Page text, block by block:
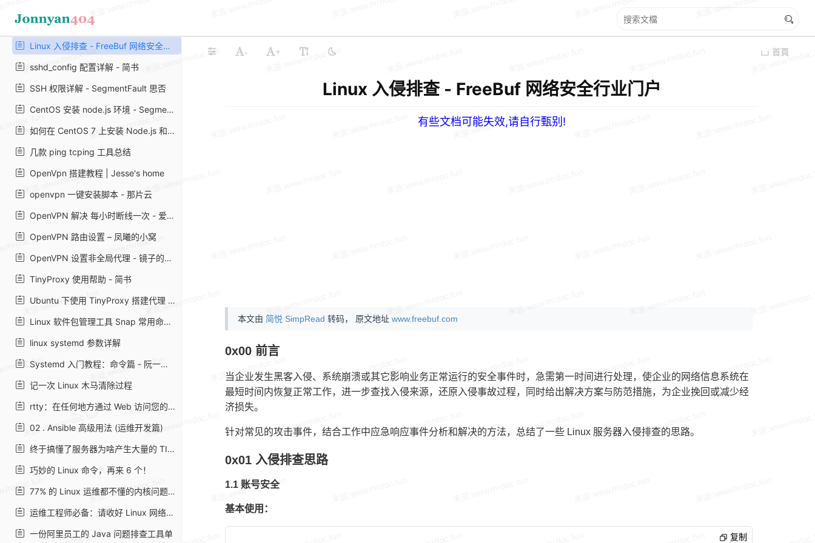
Linux 系统安全强化指南 - FreeBuf 网络安全行业门户
Linux 入侵排查 - FreeBuf 网络安全行业门户
sshd_config 配置详解 - 简书
SSH 权限详解 - SegmentFault 思否
CentOS 安装 node.js 环境 - SegmentFault 思否
如何在 CentOS 7 上安装 Node.js 和 npm | myfreax
几款 ping tcping 工具总结
OpenVpn 搭建教程 | Jesse's home
openvpn 一键安装脚本 - 那片云
OpenVPN 解决 每小时断线一次 - 爱开源
OpenVPN 路由设置 – 凤曦的小窝
OpenVPN 设置非全局代理 - 镜子的记录簿
TinyProxy 使用帮助 - 简书
Ubuntu 下使用 TinyProxy 搭建代理 HTTP 服务器_Linux_运维开发网_运维开发技术经验分享
Linux 软件包管理工具 Snap 常用命令 - 简书
linux systemd 参数详解
Systemd 入门教程：命令篇 - 阮一峰的网络日志
记一次 Linux 木马清除过程
rtty：在任何地方通过 Web 访问您的终端
02 . Ansible 高级用法 (运维开发篇)
终于搞懂了服务器为啥产生大量的 TIME_WAIT！
巧妙的 Linux 命令，再来 6 个！
77% 的 Linux 运维都不懂的内核问题，这篇全告诉你了
运维工程师必备：请收好 Linux 网络命令集锦
一份阿里员工的 Java 问题排查工具单
- + 首頁
Linux 入侵排查 - FreeBuf 网络安全行业门户
有些文档可能失效,请自行甄别!
本文由 简悦 SimpRead 转码， 原文地址 www.freebuf.com
0x00 前言
当企业发生黑客入侵、系统崩溃或其它影响业务正常运行的安全事件时，急需第一时间进行处理，使企业的网络信息系统在
最短时间内恢复正常工作，进一步查找入侵来源，还原入侵事故过程，同时给出解决方案与防范措施，为企业挽回或减少经
济损失。
针对常见的攻击事件，结合工作中应急响应事件分析和解决的方法，总结了一些 Linux 服务器入侵排查的思路。
0x01 入侵排查思路
1.1 账号安全
基本使用：
复制